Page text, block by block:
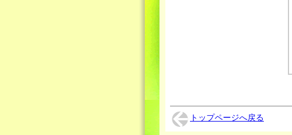
トップページへ戻る